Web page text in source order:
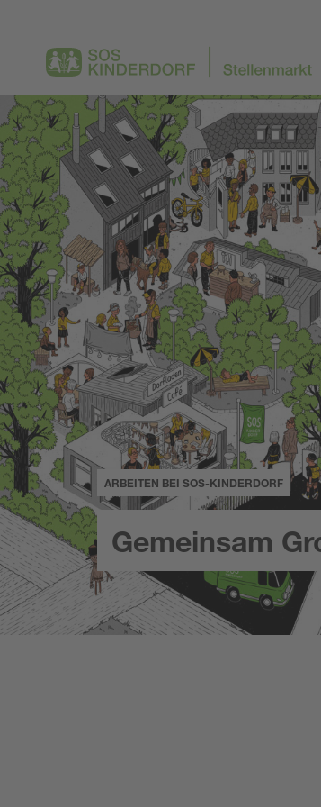
ARBEITEN BEI SOS-KINDERDORF
Gemeinsam